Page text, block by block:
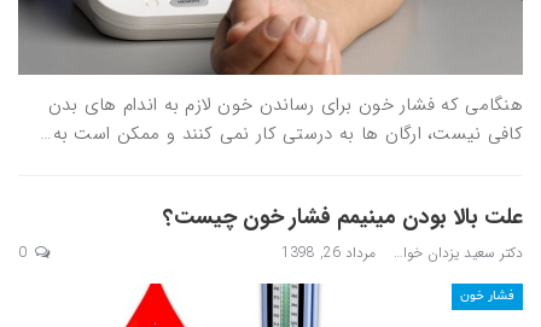
هنگامی که فشار خون برای رساندن خون لازم به اندام های بدن
کافی نیست، ارگان ها به درستی کار نمی کنند و ممکن است به…
علت بالا بودن مینیمم فشار خون چیست؟
دکتر سعید یزدان خواه مرداد 26, 1398
فشار خون